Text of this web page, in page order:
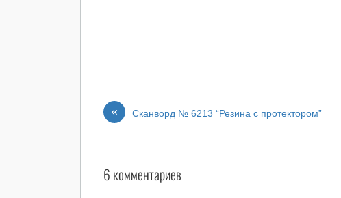
« Сканворд № 6213 “Резина с протектором”
6 комментариев